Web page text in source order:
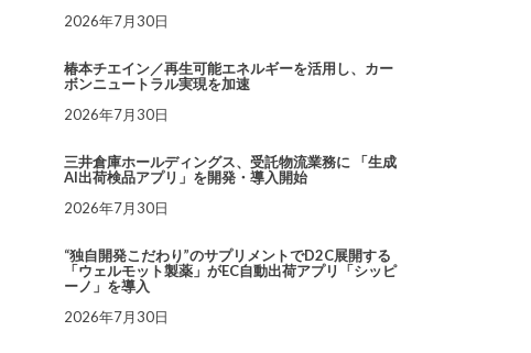
2026年7月30日
椿本チエイン／再生可能エネルギーを活用し、カー
ボンニュートラル実現を加速
2026年7月30日
三井倉庫ホールディングス、受託物流業務に 「生成
AI出荷検品アプリ」を開発・導入開始
2026年7月30日
“独自開発こだわり”のサプリメントでD2C展開する
「ウェルモット製薬」がEC自動出荷アプリ「シッピ
ーノ」を導入
2026年7月30日